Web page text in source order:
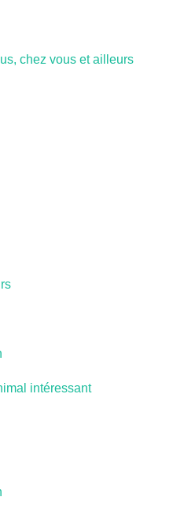
chez vous et ailleurs
intéressant